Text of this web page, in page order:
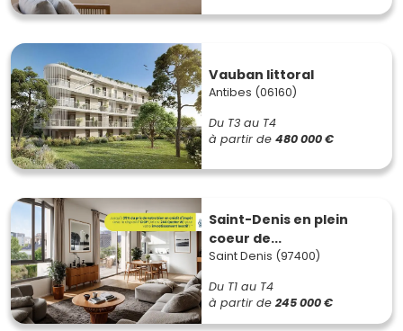
Vauban littoral
Antibes (06160)
Du T3 au T4
à partir de 480 000 €
Saint-Denis en plein
coeur de...
Saint Denis (97400)
Du T1 au T4
à partir de 245 000 €